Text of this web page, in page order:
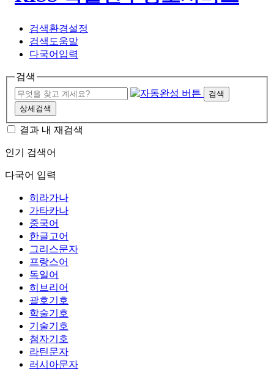
검색환경설정
검색도움말
다국어입력
검색
검색
상세검색
결과 내 재검색
인기 검색어
다국어 입력
히라가나
가타카나
중국어
한글고어
그리스문자
프랑스어
독일어
히브리어
괄호기호
학술기호
기술기호
첨자기호
라틴문자
러시아문자